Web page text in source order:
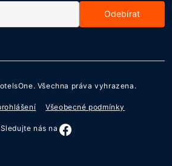
Odebírat
. Všechna práva vyhrazena.
Všeobecné podmínky
Sledujte nás na